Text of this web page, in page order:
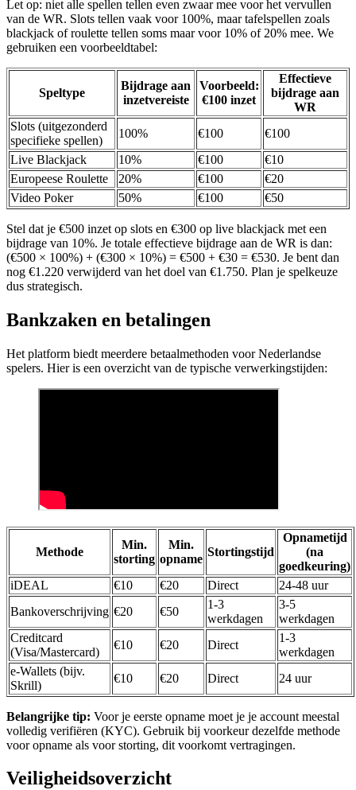
Let op: niet alle spellen tellen even zwaar mee voor het vervullen
van de WR. Slots tellen vaak voor 100%, maar tafelspellen zoals
blackjack of roulette tellen soms maar voor 10% of 20% mee. We
gebruiken een voorbeeldtabel:
Speltype
Bijdrage aan
inzetvereiste
Voorbeeld:
€100 inzet
Effectieve
bijdrage aan
WR
Slots (uitgezonderd
specifieke spellen)
100% €100
€100
Live Blackjack
10% €100
€10
Europeese Roulette
20% €100
€20
Video Poker
50% €100 €50
Stel dat je €500 inzet op slots en €300 op live blackjack met een
bijdrage van 10%. Je totale effectieve bijdrage aan de WR is dan:
(€500 × 100%) + (€300 × 10%) = €500 + €30 = €530. Je bent dan
nog €1.220 verwijderd van het doel van €1.750. Plan je spelkeuze
dus strategisch.
Bankzaken en betalingen
Het platform biedt meerdere betaalmethoden voor Nederlandse
spelers. Hier is een overzicht van de typische verwerkingstijden:
Methode
Min.
storting
Min.
opname
Stortingstijd
Opnametijd
(na
goedkeuring)
iDEAL
€10 €20 Direct
24-48 uur
Bankoverschrijving €20 €50
1-3
werkdagen
3-5
werkdagen
Creditcard
(Visa/Mastercard)
€10 €20 Direct
1-3
werkdagen
e-Wallets (bijv.
Skrill)
€10 €20 Direct 24 uur
Belangrijke tip: Voor je eerste opname moet je je account meestal
volledig verifiëren (KYC). Gebruik bij voorkeur dezelfde methode
voor opname als voor storting, dit voorkomt vertragingen.
Veiligheidsoverzicht